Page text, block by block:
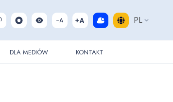
wyszukiwarkę PL
DLA MEDIÓW KONTAKT